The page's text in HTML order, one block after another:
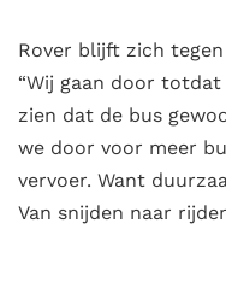
Rover blijft zich
“Wij gaan door
zien dat de bus
we door voor meer
vervoer. Want
Van snijden naar